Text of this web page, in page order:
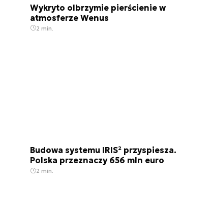
Wykryto olbrzymie pierścienie w
atmosferze Wenus
2 min.
Budowa systemu IRIS² przyspiesza.
Polska przeznaczy 656 mln euro
2 min.